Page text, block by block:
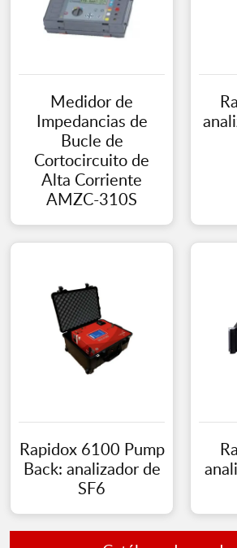
Medidor de
Impedancias de
Bucle de
Cortocircuito de
Alta Corriente
AMZC-310S
Rapidox 6100 Pump
Back: analizador de
SF6